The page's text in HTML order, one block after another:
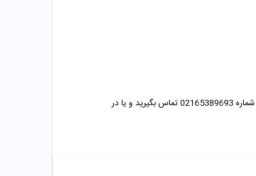
میتوانید با مشاوران متخصص داروخانه مهتاطب به شماره 02165389693 تماس بگیرید و یا در